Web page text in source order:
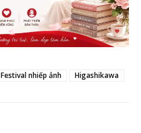
Festival nhiếp ảnh Higashikawa